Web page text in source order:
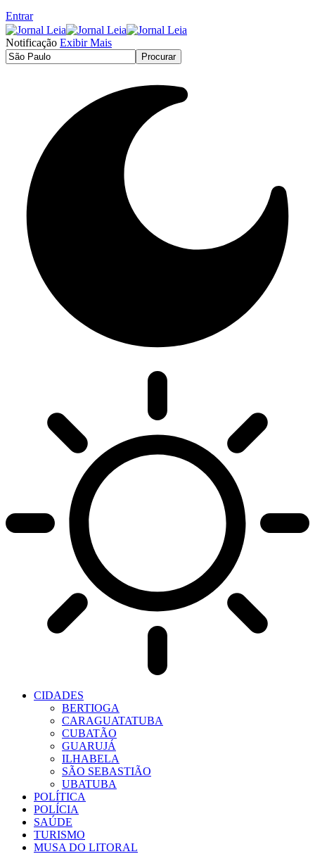
Entrar
Notificação Exibir Mais
CIDADES
BERTIOGA
CARAGUATATUBA
CUBATÃO
GUARUJÁ
ILHABELA
SÃO SEBASTIÃO
UBATUBA
POLÍTICA
POLÍCIA
SAÚDE
TURISMO
MUSA DO LITORAL